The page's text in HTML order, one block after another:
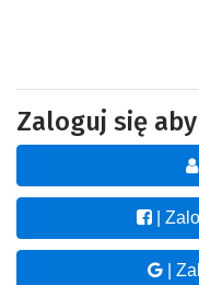
Zaloguj się
|
|